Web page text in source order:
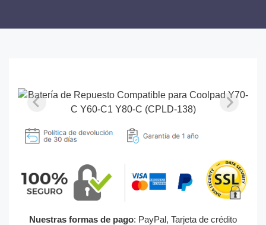
Nuestras formas de pago: PayPal, Tarjeta de crédito